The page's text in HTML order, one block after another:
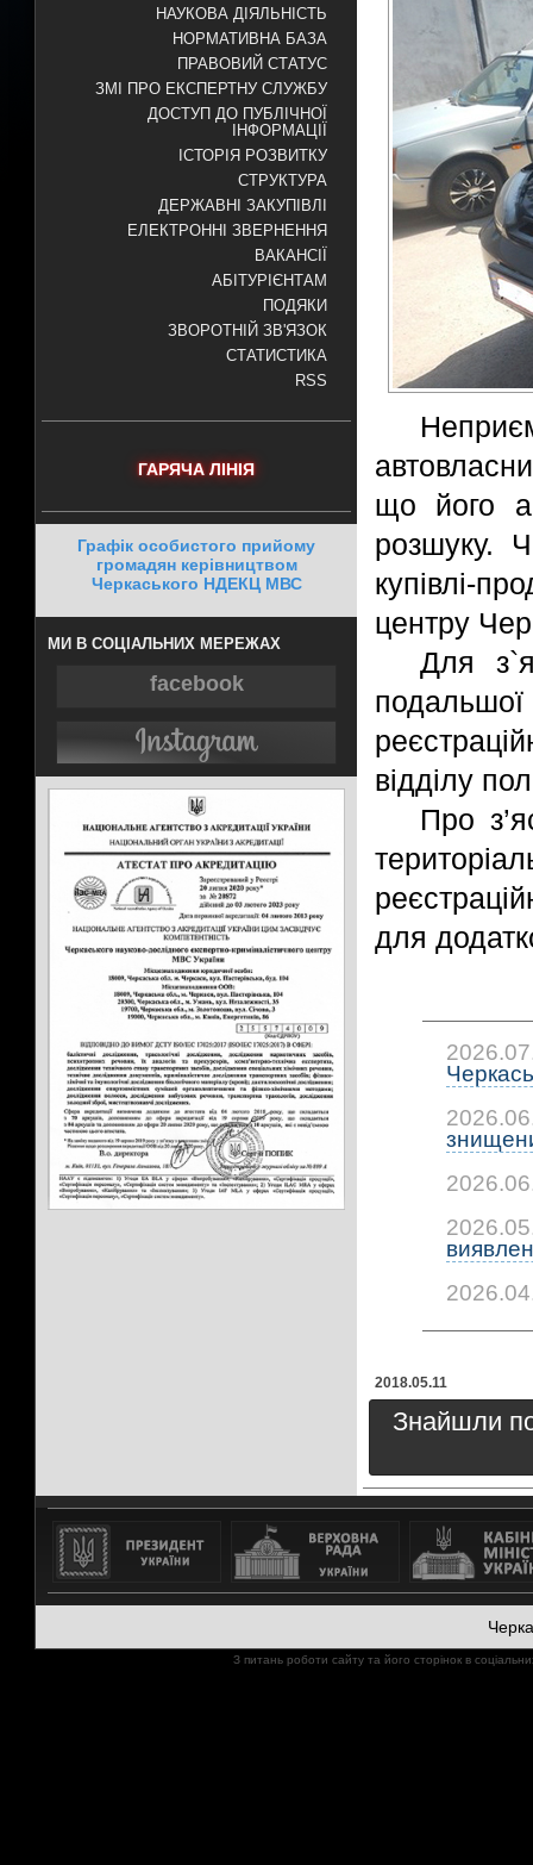
НАУКОВА ДІЯЛЬНІСТЬ
НОРМАТИВНА БАЗА
ПРАВОВИЙ СТАТУС
ЗМІ ПРО ЕКСПЕРТНУ СЛУЖБУ
ДОСТУП ДО ПУБЛІЧНОЇ
ІНФОРМАЦІЇ
ІСТОРІЯ РОЗВИТКУ
СТРУКТУРА
ДЕРЖАВНІ ЗАКУПІВЛІ
ЕЛЕКТРОННІ ЗВЕРНЕННЯ
ВАКАНСІЇ
АБІТУРІЄНТАМ
ПОДЯКИ
ЗВОРОТНІЙ ЗВ'ЯЗОК
СТАТИСТИКА
RSS
ГАРЯЧА ЛІНІЯ
Графік особистого прийому
громадян керівництвом
Черкаського НДЕКЦ МВС
МИ В СОЦІАЛЬНИХ МЕРЕЖАХ
facebook
що його
розшуку.
купівлі-
центру
Для
подальшої
відділу
Про
для
2018.05.11
Знайшли
З питань роботи сайту та його сторінок в